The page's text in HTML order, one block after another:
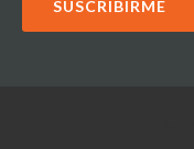
SUSCRIBIRME